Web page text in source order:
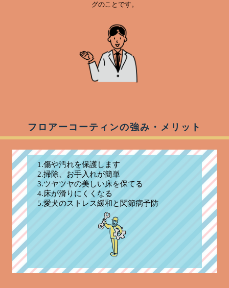
グのことです。
フロアーコーティンの強み・メリット
1.傷や汚れを保護します
2.掃除、お手入れが簡単
3.ツヤツヤの美しい床を保てる
4.床が滑りにくくなる
5.愛犬のストレス緩和と関節病予防